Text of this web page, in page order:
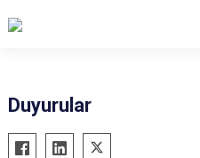
Akyurt
Duyurular